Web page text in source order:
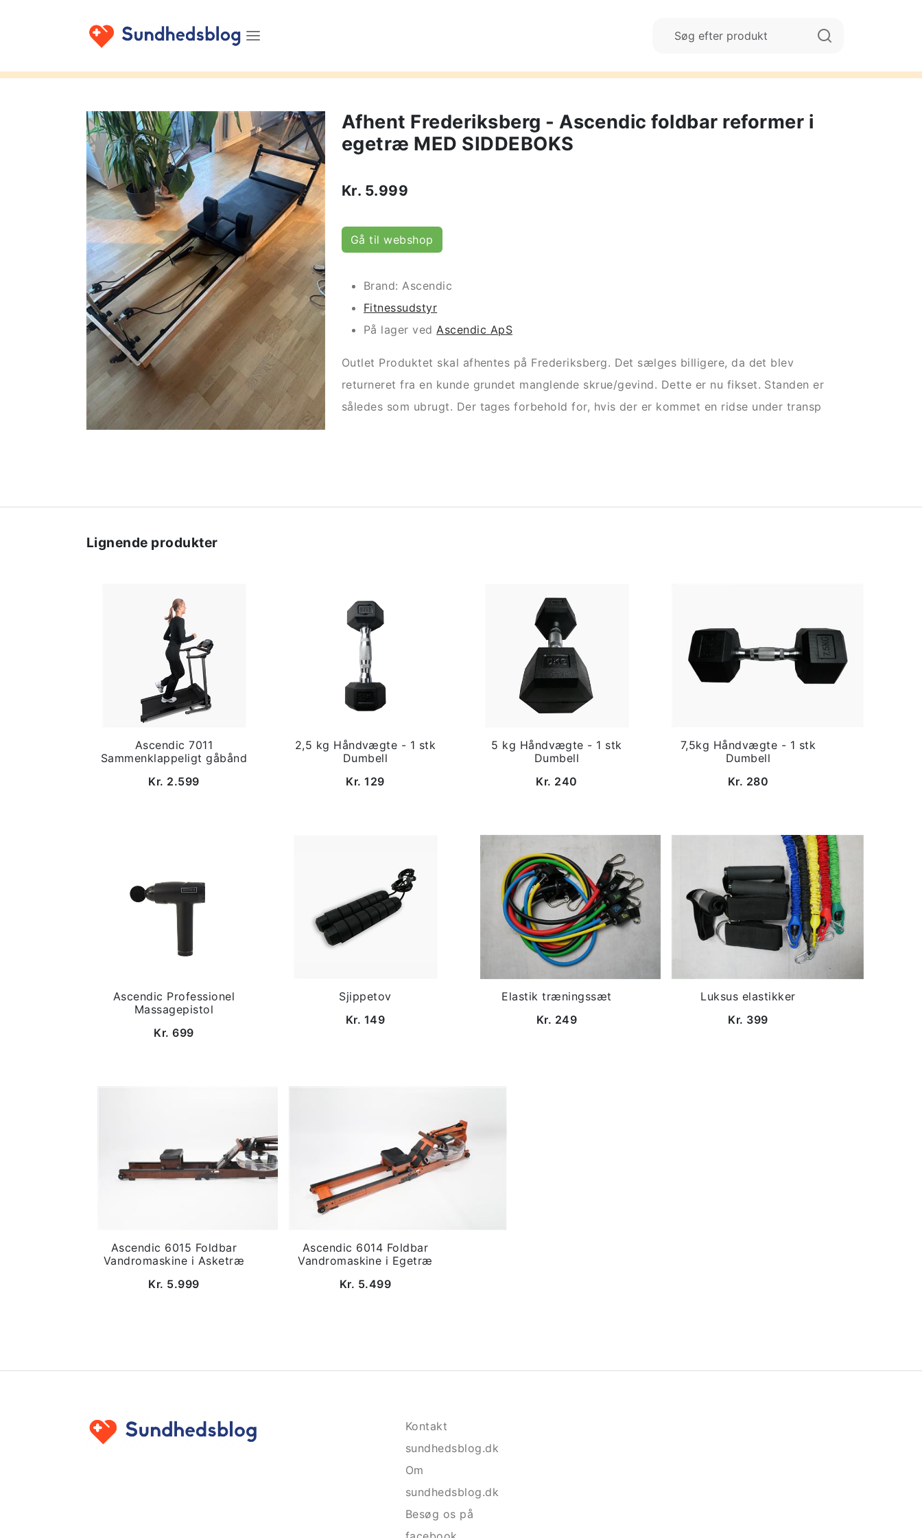
Afhent Frederiksberg - Ascendic foldbar reformer i
egetræ MED SIDDEBOKS
Kr. 5.999
Gå til webshop
Brand: Ascendic
Fitnessudstyr
På lager vedAscendic ApS
Outlet Produktet skal afhentes på Frederiksberg. Det sælges billigere, da det blev
returneret fra en kunde grundet manglende skrue/gevind. Dette er nu fikset. Standen er
således som ubrugt. Der tages forbehold for, hvis der er kommet en ridse under transp
Lignende produkter
Ascendic 7011
Sammenklappeligt gåbånd
Kr. 2.599
2,5 kg Håndvægte - 1 stk
Dumbell
Kr. 129
5 kg Håndvægte - 1 stk
Dumbell
Kr. 240
7,5kg Håndvægte - 1 stk
Dumbell
Kr. 280
Ascendic Professionel
Massagepistol
Kr. 699
Sjippetov
Kr. 149
Elastik træningssæt
Kr. 249
Luksus elastikker
Kr. 399
Ascendic 6015 Foldbar
Vandromaskine i Asketræ
Kr. 5.999
Ascendic 6014 Foldbar
Vandromaskine i Egetræ
Kr. 5.499
Kontakt
sundhedsblog.dk
Om
sundhedsblog.dk
Besøg os på